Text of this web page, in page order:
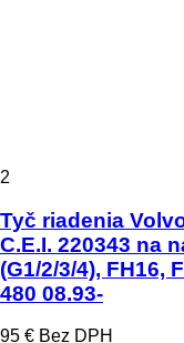
2
Tyč riadenia
C.E.I. 220343 na
(G1/2/3/4), FH16,
480 08.93-
95 € Bez DPH